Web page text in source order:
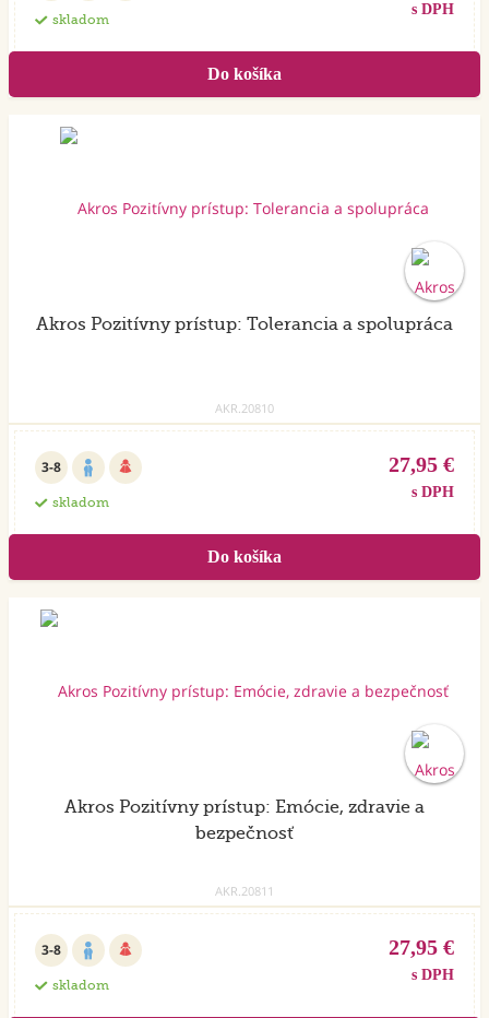
skladom
s DPH
Akros Pozitívny prístup: Tolerancia a spolupráca
AKR.20810
3-8
skladom
27,95 €
s DPH
Akros Pozitívny prístup: Emócie, zdravie a
bezpečnosť
AKR.20811
3-8
skladom
27,95 €
s DPH